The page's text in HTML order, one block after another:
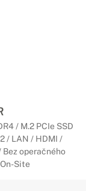
/ M.2 PCIe SSD
/ LAN / HDMI /
Bez operačného
Site